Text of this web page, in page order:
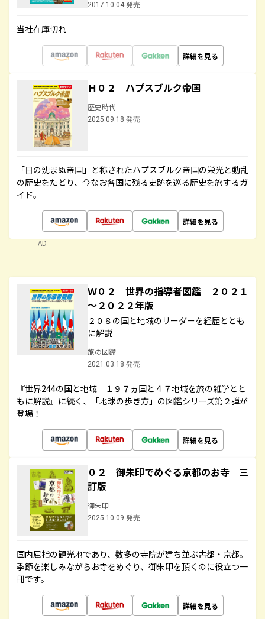
2017.10.04 発売
当社在庫切れ
詳細を見る
Ｈ０２ ハプスブルク帝国
歴史時代
2025.09.18 発売
「日の沈まぬ帝国」と称されたハプスブルク帝国の栄光と動乱
の歴史をたどり、今なお各国に残る史跡を巡る歴史を旅するガ
イド。
詳細を見る
AD
Ｗ０２ 世界の指導者図鑑 ２０２１
～２０２２年版
２０８の国と地域のリーダーを経歴ととも
に解説
旅の図鑑
2021.03.18 発売
『世界244の国と地域 １９７ヵ国と４７地域を旅の雑学とと
もに解説』に続く、「地球の歩き方」の図鑑シリーズ第２弾が
登場！
詳細を見る
０２ 御朱印でめぐる京都のお寺 三
訂版
御朱印
2025.10.09 発売
国内屈指の観光地であり、数多の寺院が建ち並ぶ古都・京都。
季節を楽しみながらお寺をめぐり、御朱印を頂くのに役立つ一
冊です。
詳細を見る